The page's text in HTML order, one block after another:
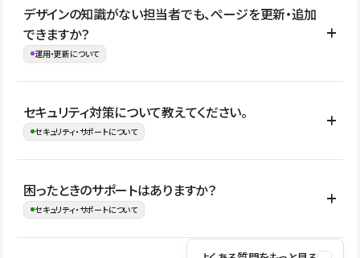
ない段階でも、お問い合わせください。
お問合せはこちら
公開ページ数、バージョン履歴の期間、CMS利用数の上限、権限
管理の有無などがプランごとに異なります。詳しくは料金プランペ
ージをご覧ください。
デザインの知識がない担当者でも、ページを更新・追加
できますか？
運用・更新について
はい。CMSやコンポーネントを活用して更新範囲を設計しておく
ことで、デザインを崩しにくい状態で運用できます。 さらにコン
ながらレイアウトに影響を与えずに更新作業を進めやすくなりま
す。
セキュリティ対策について教えてください。
セキュリティ・サポートについて
Studioでは、公開サイトやサービスを安全に利用できるよう、通信
の暗号化、データ保護、アクセス管理、脆弱性対策など、複数の観
はSSL/TLSによる通信暗号化に対応しており、悪質なスクリプトの
困ったときのサポートはありますか？
セキュリティ・サポートについて